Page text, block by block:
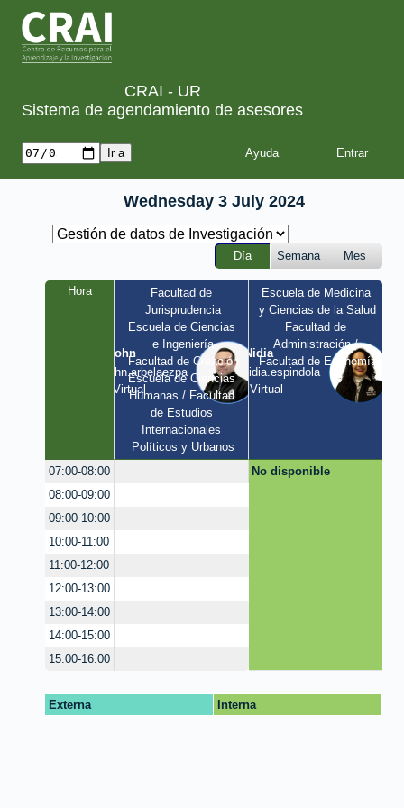
CRAI - UR
Sistema de agendamiento de asesores
Ayuda
Wednesday 3 July 2024
Día Semana Mes
Hora
John
john.arbelaezpa
/ Virtual
Facultad de
Jurisprudencia
Escuela de Ciencias
e Ingeniería
Facultad de Creación
Escuela de Ciencias
Humanas / Facultad
de Estudios
Internacionales
Políticos y Urbanos
Nidia
nidia.espindola
/ Virtual
Escuela de Medicina
y Ciencias de la Salud
Facultad de
Administración /
Facultad de Economía
07:00-08:00
No disponible
08:00-09:00
09:00-10:00
10:00-11:00
11:00-12:00
12:00-13:00
13:00-14:00
14:00-15:00
15:00-16:00
Externa Interna